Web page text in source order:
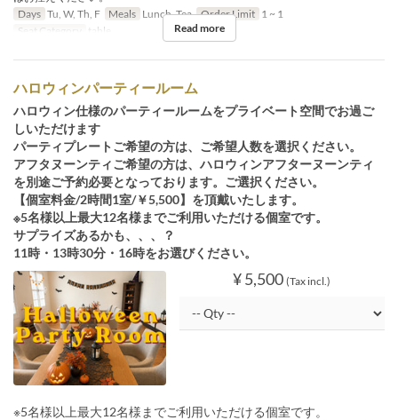
Days Tu, W, Th, F Meals Lunch, Tea Order Limit 1 ~ 1
Seat Category
table Read more
ハロウィンパーティールーム
ハロウィン仕様のパーティールームをプライベート空間でお過ご
しいただけます
パーティプレートご希望の方は、ご希望人数を選択ください。
アフタヌーンティご希望の方は、ハロウィンアフターヌーンティ
を別途ご予約必要となっております。ご選択ください。
【個室料金/2時間1室/￥5,500】を頂戴いたします。
※5名様以上最大12名様までご利用いただける個室です。
サプライズあるかも、、、？
11時・13時30分・16時をお選びください。
¥ 5,500 (Tax incl.)
※5名様以上最大12名様までご利用いただける個室です。